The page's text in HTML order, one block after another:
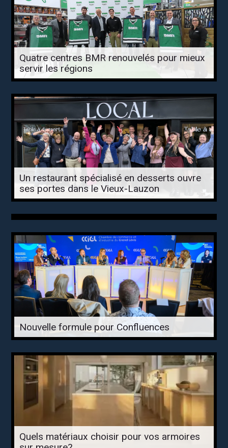
Quatre centres BMR renouvelés pour mieux
servir les régions
Un restaurant spécialisé en desserts ouvre
ses portes dans le Vieux-Lauzon
Nouvelle formule pour Confluences
Quels matériaux choisir pour vos armoires